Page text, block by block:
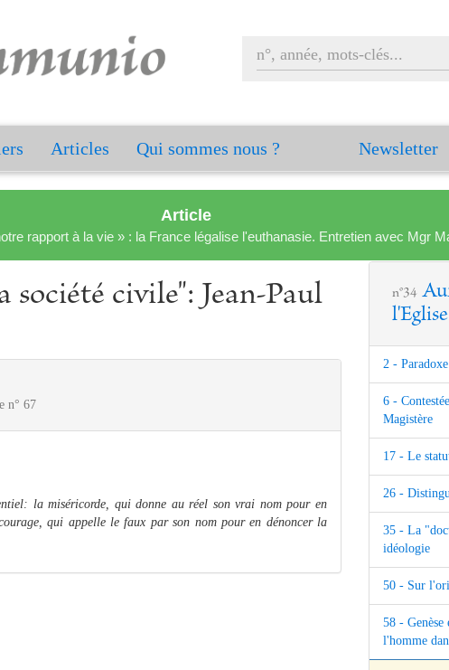
Articles Qui sommes nous ? Newsletter
Article
rapport à la vie » : la France légalise l'euthanasie. Entretien avec Mgr
civile": Jean-Paul
n° 67
la miséricorde, qui donne au réel son vrai nom pour en
qui appelle le faux par son nom pour en dénoncer la
n°34
l'Eglise
2 -
6 -
Magistère
17 - Le
26 -
35 - La
idéologie
50 - Sur
58 - Genèse
l'homme